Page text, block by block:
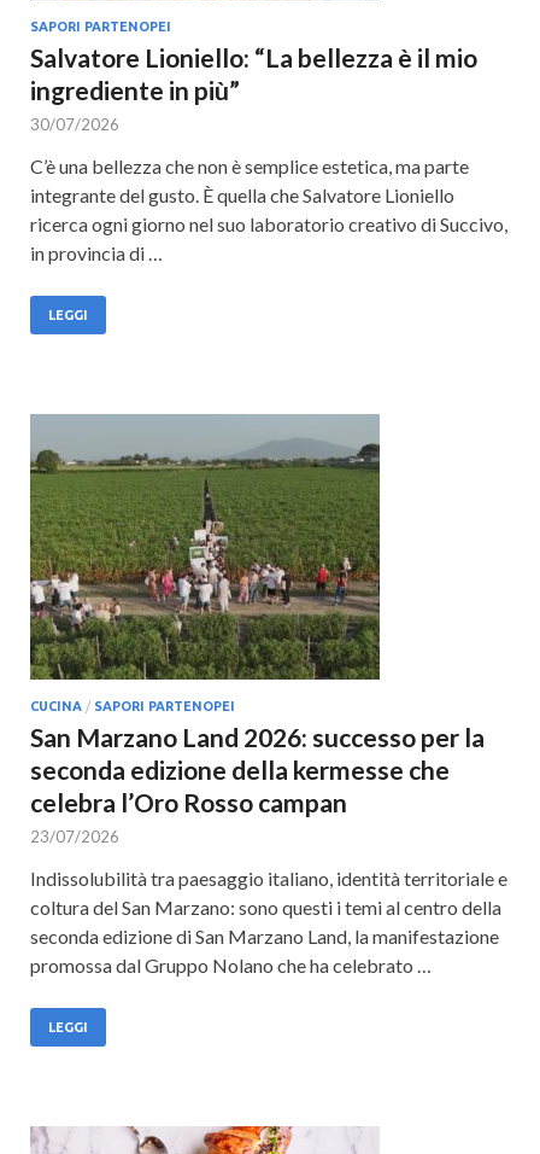
SAPORI PARTENOPEI
Salvatore Lioniello: “La bellezza è il mio
ingrediente in più”
30/07/2026
C’è una bellezza che non è semplice estetica, ma parte
integrante del gusto. È quella che Salvatore Lioniello
ricerca ogni giorno nel suo laboratorio creativo di Succivo,
in provincia di …
LEGGI
CUCINA / SAPORI PARTENOPEI
San Marzano Land 2026: successo per la
seconda edizione della kermesse che
celebra l’Oro Rosso campan
23/07/2026
Indissolubilità tra paesaggio italiano, identità territoriale e
coltura del San Marzano: sono questi i temi al centro della
seconda edizione di San Marzano Land, la manifestazione
promossa dal Gruppo Nolano che ha celebrato …
LEGGI